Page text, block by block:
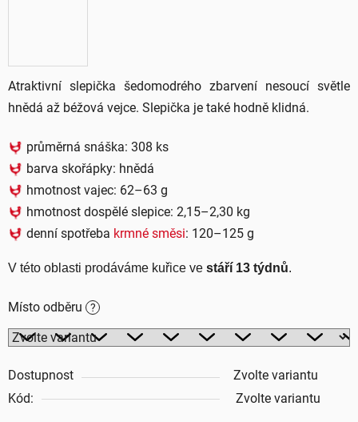
Atraktivní slepička šedomodrého zbarvení nesoucí světle
hnědá až béžová vejce. Slepička je také hodně klidná.
průměrná snáška: 308 ks
barva skořápky: hnědá
hmotnost vajec: 62–63 g
hmotnost dospělé slepice: 2,15–2,30 kg
denní spotřeba krmné směsi: 120–125 g
V této oblasti prodáváme kuřice ve stáří 13 týdnů.
Místo odběru ?
Dostupnost
Zvolte variantu
Kód:
Zvolte variantu